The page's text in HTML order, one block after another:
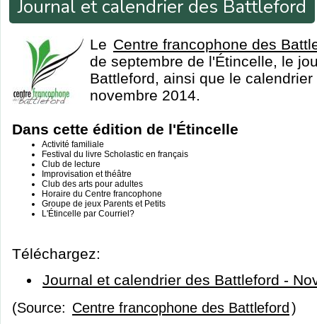
Journal et calendrier des Battleford
Le Centre francophone des
de septembre de l'Étincelle, le
Battleford, ainsi que le
novembre 2014.
Dans cette édition de l'Étincelle
Activité familiale
Festival du livre Scholastic en français
Club de lecture
Improvisation et théâtre
Club des arts pour adultes
Horaire du Centre francophone
Groupe de jeux Parents et Petits
L'Étincelle par Courriel?
Téléchargez:
Journal et calendrier des Battleford -
(Source: Centre francophone des Battleford )